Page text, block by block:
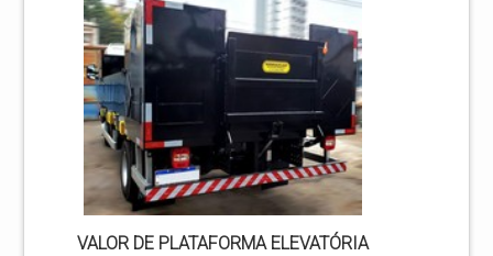
VALOR DE PLATAFORMA ELEVATÓRIA